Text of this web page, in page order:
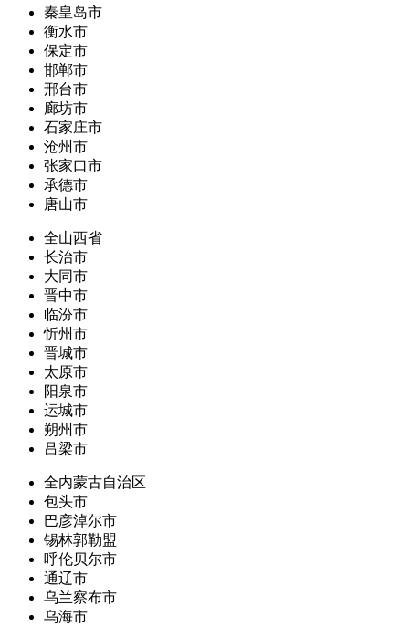
秦皇岛市
衡水市
保定市
邯郸市
邢台市
廊坊市
石家庄市
沧州市
张家口市
承德市
唐山市
全山西省
长治市
大同市
晋中市
临汾市
忻州市
晋城市
太原市
阳泉市
运城市
朔州市
吕梁市
全内蒙古自治区
包头市
巴彦淖尔市
锡林郭勒盟
呼伦贝尔市
通辽市
乌兰察布市
乌海市